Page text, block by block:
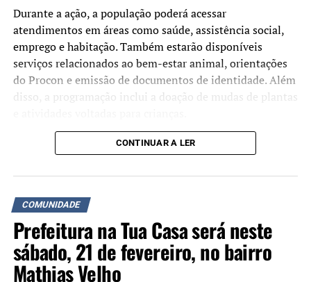
Aberta licitação para novos 154 táxis
circularem no município
Entenda a nova lei para os táxis de Canoas
TCE suspende licitação dos táxis
Esperança de melhora nas vendas vem de presentes mais
baratos
Após 26 dias, Falcão deixa o comando do S. C.
Internacional
Durante a ação, a população poderá acessar
atendimentos em áreas como saúde, assistência social,
emprego e habitação. Também estarão disponíveis
serviços relacionados ao bem-estar animal, orientações
do Procon e emissão de documentos de identidade. Além
disso, a programação inclui a doação de mudas de plantas
A iniciativa busca aproximar os serviços da
administração municipal da comunidade e facilitar o
acesso da população a atendimentos públicos. De acordo
com a prefeitura, o evento será cancelado em caso de
chuva.
CONTINUAR A LER
COMUNIDADE
Prefeitura na Tua Casa será neste
sábado, 21 de fevereiro, no bairro
Mathias Velho